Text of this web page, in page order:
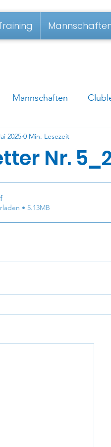
Mannschaften
Nr.
2025 0 Min. Lesezeit
• 5.13MB